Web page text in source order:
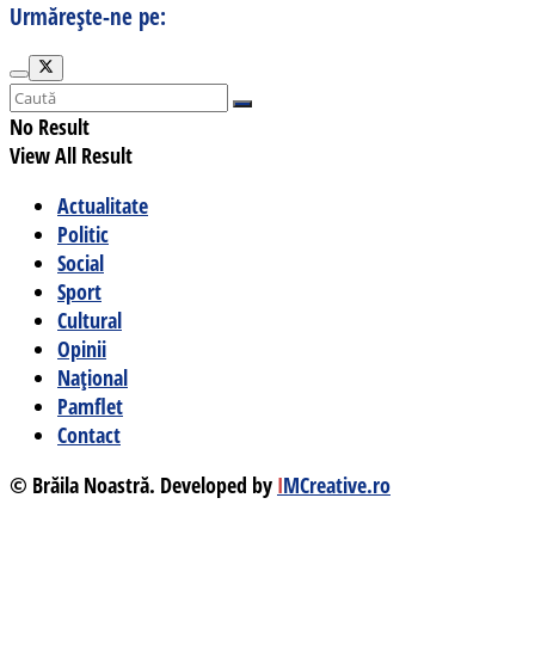
Urmărește-ne pe:
No Result
View All Result
Actualitate
Politic
Social
Sport
Cultural
Opinii
Național
Pamflet
Contact
© Brăila Noastră. Developed by IMCreative.ro